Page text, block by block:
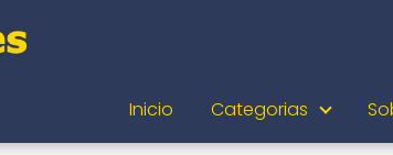
Inicio Categorias